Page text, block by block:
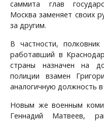
саммита глав
Москва заменяет своих
за другим.
В частности,
работавший в
страны назначен на
полиции взамен
аналогичную должность
Новым же военным
Геннадий Матвеев,